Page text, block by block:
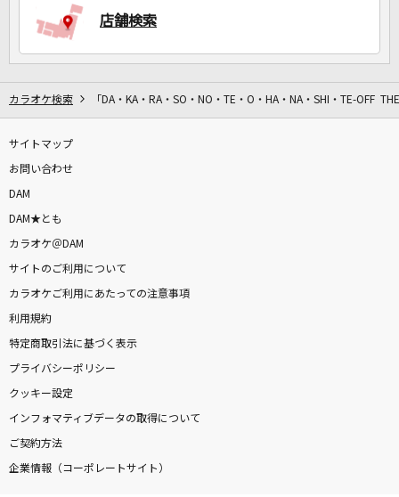
店舗検索
カラオケ検索 「DA・KA・RA・SO・NO・TE・O・HA・NA・SHI・TE-OFF
サイトマップ
お問い合わせ
DAM
DAM★とも
カラオケ＠DAM
サイトのご利用について
カラオケご利用にあたっての注意事項
利用規約
特定商取引法に基づく表示
プライバシーポリシー
クッキー設定
インフォマティブデータの取得について
ご契約方法
企業情報（コーポレートサイト）